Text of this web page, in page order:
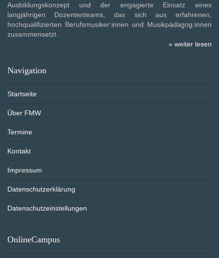
Ausbildungskonzept und der engagierte Einsatz eines
langjährigen Dozententeams, das sich aus erfahrenen,
hochqualifizierten Berufsmusiker:innen und Musikpädagog:innen
zusammensetzt.
» weiter lesen
Navigation
Startseite
Über FMW
Termine
Kontakt
Impressum
Datenschutzerklärung
Datenschutzeinstellungen
OnlineCampus